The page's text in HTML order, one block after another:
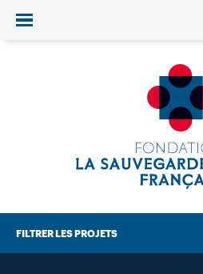
Ouvrir/fermer le menu
FILTRER LES PROJETS